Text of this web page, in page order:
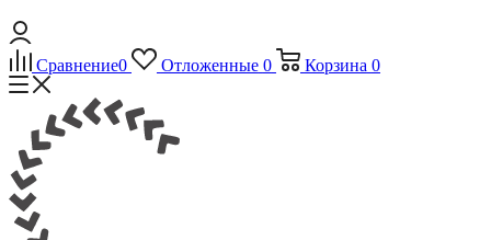
Сравнение0 Отложенные 0 Корзина 0